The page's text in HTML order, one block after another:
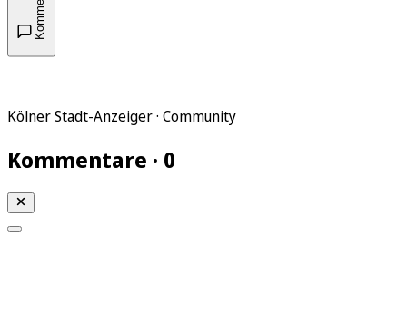
Kölner Stadt-Anzeiger · Community
Kommentare · 0